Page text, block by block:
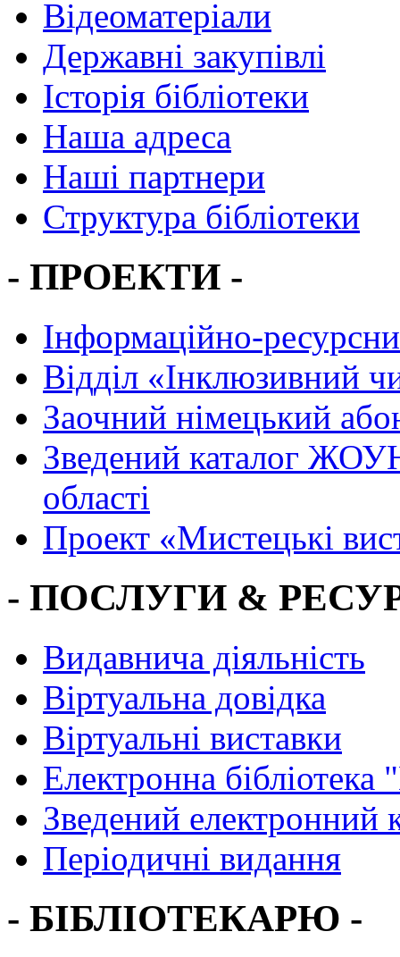
Відеоматеріали
Державні закупівлі
Історія бібліотеки
Наша адреса
Наші партнери
Структура бібліотеки
- ПРОЕКТИ -
Інформаційно-
Вiддiл «Інклюзивний
Заочний німецький
Зведений каталог
області
Проект «Мистецькі
- ПОСЛУГИ &
Видавнича діяльність
Віртуальна довідка
Віртуальні виставки
Електронна
Зведений електронний
Періодичні видання
- БІБЛІОТЕКАРЮ -